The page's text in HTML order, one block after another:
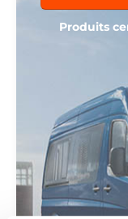
Produits